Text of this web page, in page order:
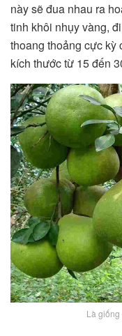
này sẽ đua nhau ra
tinh khôi nhụy vàng,
thoang thoảng cực kỳ
kích thước từ 15 đến
Là giống